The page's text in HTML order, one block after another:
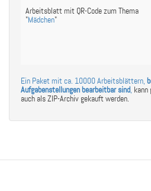
Arbeitsblatt mit QR-Code zum Thema
"Mädchen"
Ein Paket mit ca. 10000 Arbeitsblättern,
Aufgabenstellungen bearbeitbar sind, kann
auch als ZIP-Archiv gekauft werden.